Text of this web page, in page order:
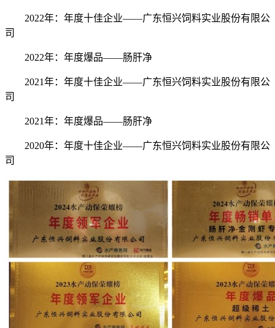
2022年：年度十佳企业——广东恒兴饲料实业股份有限公
司
2022年：年度爆品——肠肝净
2021年：年度十佳企业——广东恒兴饲料实业股份有限公
司
2021年：年度爆品——肠肝净
2020年：年度十佳企业——广东恒兴饲料实业股份有限公
司